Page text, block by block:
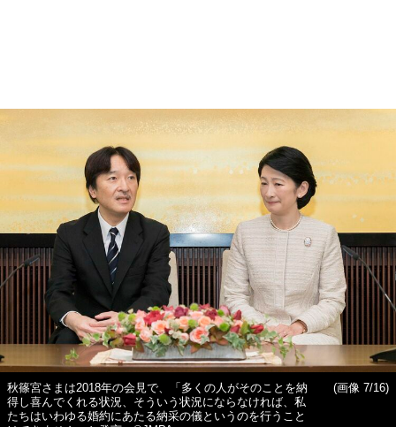
秋篠宮さまは2018年の会見で、「多くの人がそのことを納
得し喜んでくれる状況、そういう状況にならなければ、私
たちはいわゆる婚約にあたる納采の儀というのを行うこと
(画像 7/16)